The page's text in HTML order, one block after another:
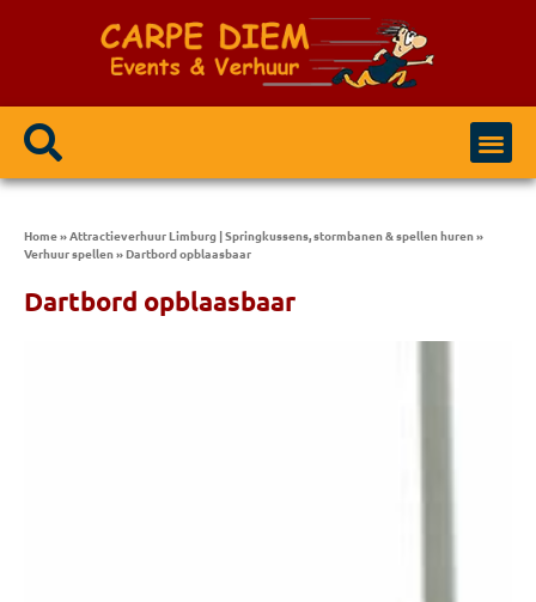
Home»Attractieverhuur Limburg | Springkussens, stormbanen & spellen huren»
Verhuur spellen»Dartbord opblaasbaar
Dartbord opblaasbaar